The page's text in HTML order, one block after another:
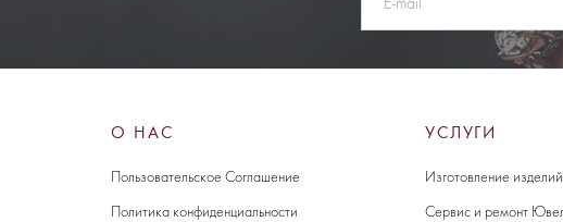
О НАС
Пользовательское Соглашение
Политика конфиденциальности
УСЛУГИ
Изготовление
Сервис и ремонт